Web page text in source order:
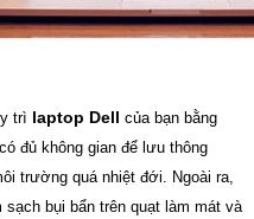
trì laptop Dell của bạn bằng
đủ không gian để lưu thông
trường quá nhiệt đới. Ngoài ra,
bụi bẩn trên quạt làm mát và